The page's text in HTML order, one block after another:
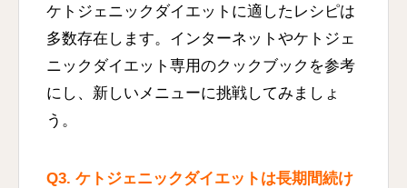
ケトジェニックダイエットに適したレシピは
多数存在します。インターネットやケトジェ
ニックダイエット専用のクックブックを参考
にし、新しいメニューに挑戦してみましょ
う。
Q3. ケトジェニックダイエットは長期間続け